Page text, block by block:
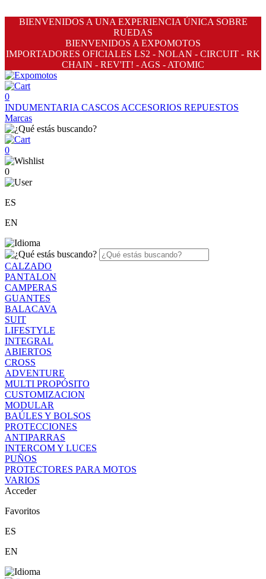
BIENVENIDOS A UNA EXPERIENCIA ÚNICA SOBRE
RUEDAS
BIENVENIDOS A EXPOMOTOS
IMPORTADORES OFICIALES LS2 - NOLAN - CIRCUIT - RK
CHAIN - REV'IT! - AGS - ATOMIC
0
INDUMENTARIA CASCOS ACCESORIOS REPUESTOS
Marcas
0
0
ES
EN
CALZADO
PANTALON
CAMPERAS
GUANTES
BALACAVA
SUIT
LIFESTYLE
INTEGRAL
ABIERTOS
CROSS
ADVENTURE
MULTI PROPÓSITO
CUSTOMIZACION
MODULAR
BAÚLES Y BOLSOS
PROTECCIONES
ANTIPARRAS
INTERCOM Y LUCES
PUÑOS
PROTECTORES PARA MOTOS
VARIOS
Acceder
Favoritos
ES
EN